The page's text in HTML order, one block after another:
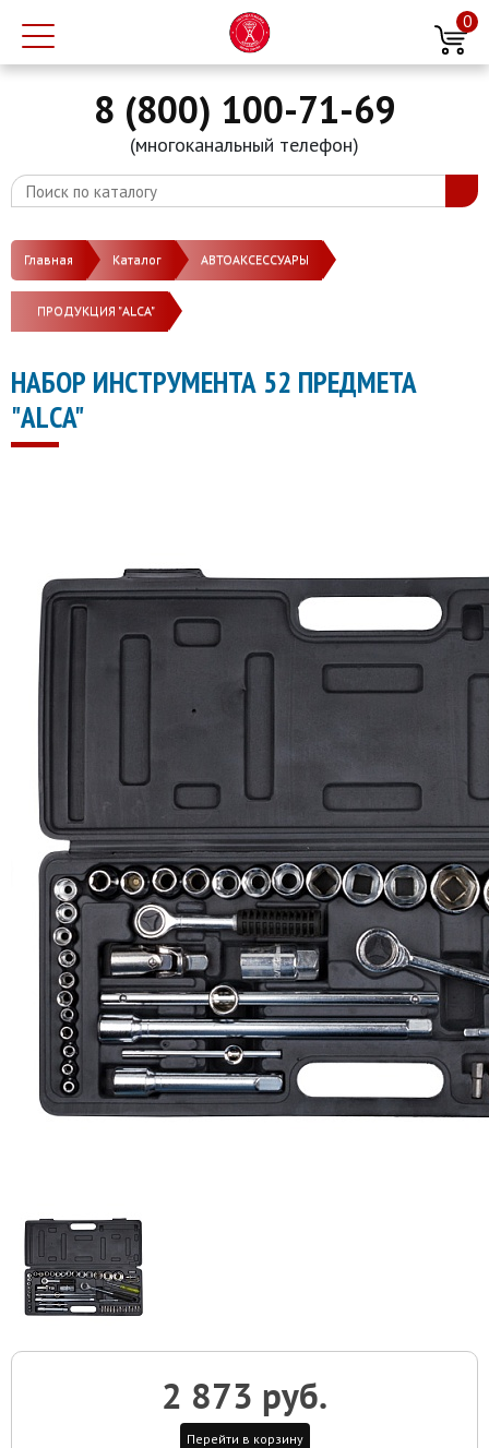
0
8 (800) 100-71-69
(многоканальный телефон)
Главная Каталог АВТОАКСЕССУАРЫ
ПРОДУКЦИЯ "ALСA"
НАБОР ИНСТРУМЕНТА 52 ПРЕДМЕТА
"ALСA"
2 873 руб.
Перейти в корзину